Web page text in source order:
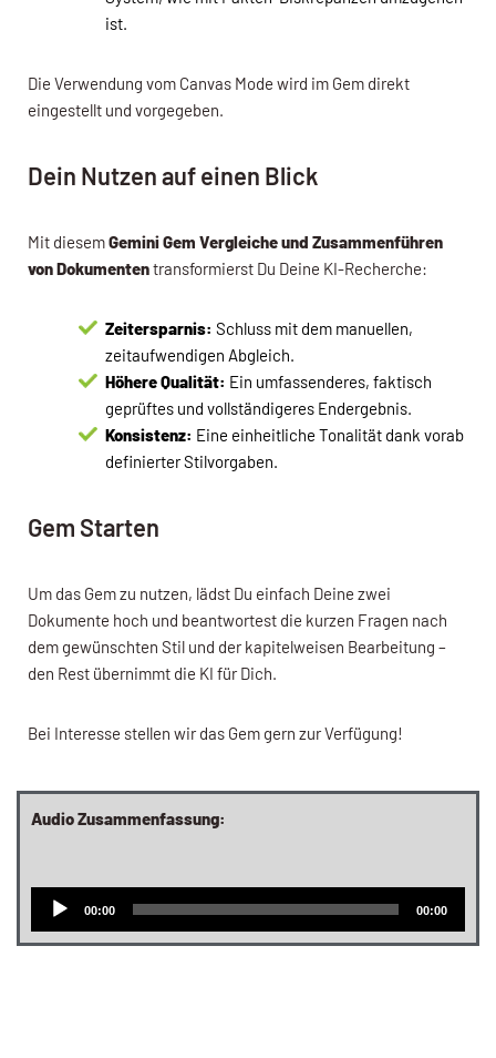
ist.
Die Verwendung vom Canvas Mode wird im Gem direkt
eingestellt und vorgegeben.
Dein Nutzen auf einen Blick
Mit diesemGemini Gem Vergleiche und Zusammenführen
von Dokumententransformierst Du Deine KI-Recherche:
Zeitersparnis: Schluss mit dem manuellen,
zeitaufwendigen Abgleich.
Höhere Qualität: Ein umfassenderes, faktisch
geprüftes und vollständigeres Endergebnis.
Konsistenz: Eine einheitliche Tonalität dank vorab
definierter Stilvorgaben.
Gem Starten
Um das Gem zu nutzen, lädst Du einfach Deine zwei
Dokumente hoch und beantwortest die kurzen Fragen nach
dem gewünschten Stil und der kapitelweisen Bearbeitung –
den Rest übernimmt die KI für Dich.
Bei Interesse stellen wir das Gem gern zur Verfügung!
Audio Zusammenfassung:
00:00 00:00